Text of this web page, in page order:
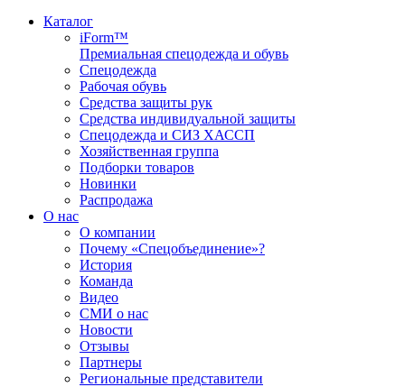
Каталог
iForm™
Премиальная спецодежда и обувь
Спецодежда
Рабочая обувь
Средства защиты рук
Средства индивидуальной защиты
Спецодежда и СИЗ ХАССП
Хозяйственная группа
Подборки товаров
Новинки
Распродажа
О нас
О компании
Почему «Спецобъединение»?
История
Команда
Видео
СМИ о нас
Новости
Отзывы
Партнеры
Региональные представители